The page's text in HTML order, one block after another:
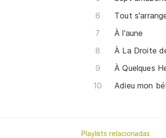
Tout
À l'aune
À La Droite
À Quelques
Adieu mon
Playlists relacionadas